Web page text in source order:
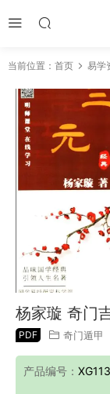
当前位置： 首页 易学
杨家璇 奇门
PDF 奇门遁甲
产品编号：